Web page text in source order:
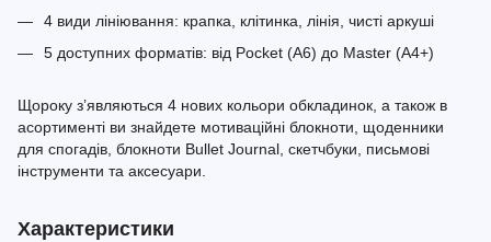
4 види лініювання: крапка, клітинка, лінія, чисті аркуші
5 доступних форматів: від Pocket (A6) до Master (A4+)
Щороку з’являються 4 нових кольори обкладинок, а також в
асортименті ви знайдете мотиваційні блокноти, щоденники
для спогадів, блокноти Bullet Journal, скетчбуки, письмові
інструменти та аксесуари.
Характеристики